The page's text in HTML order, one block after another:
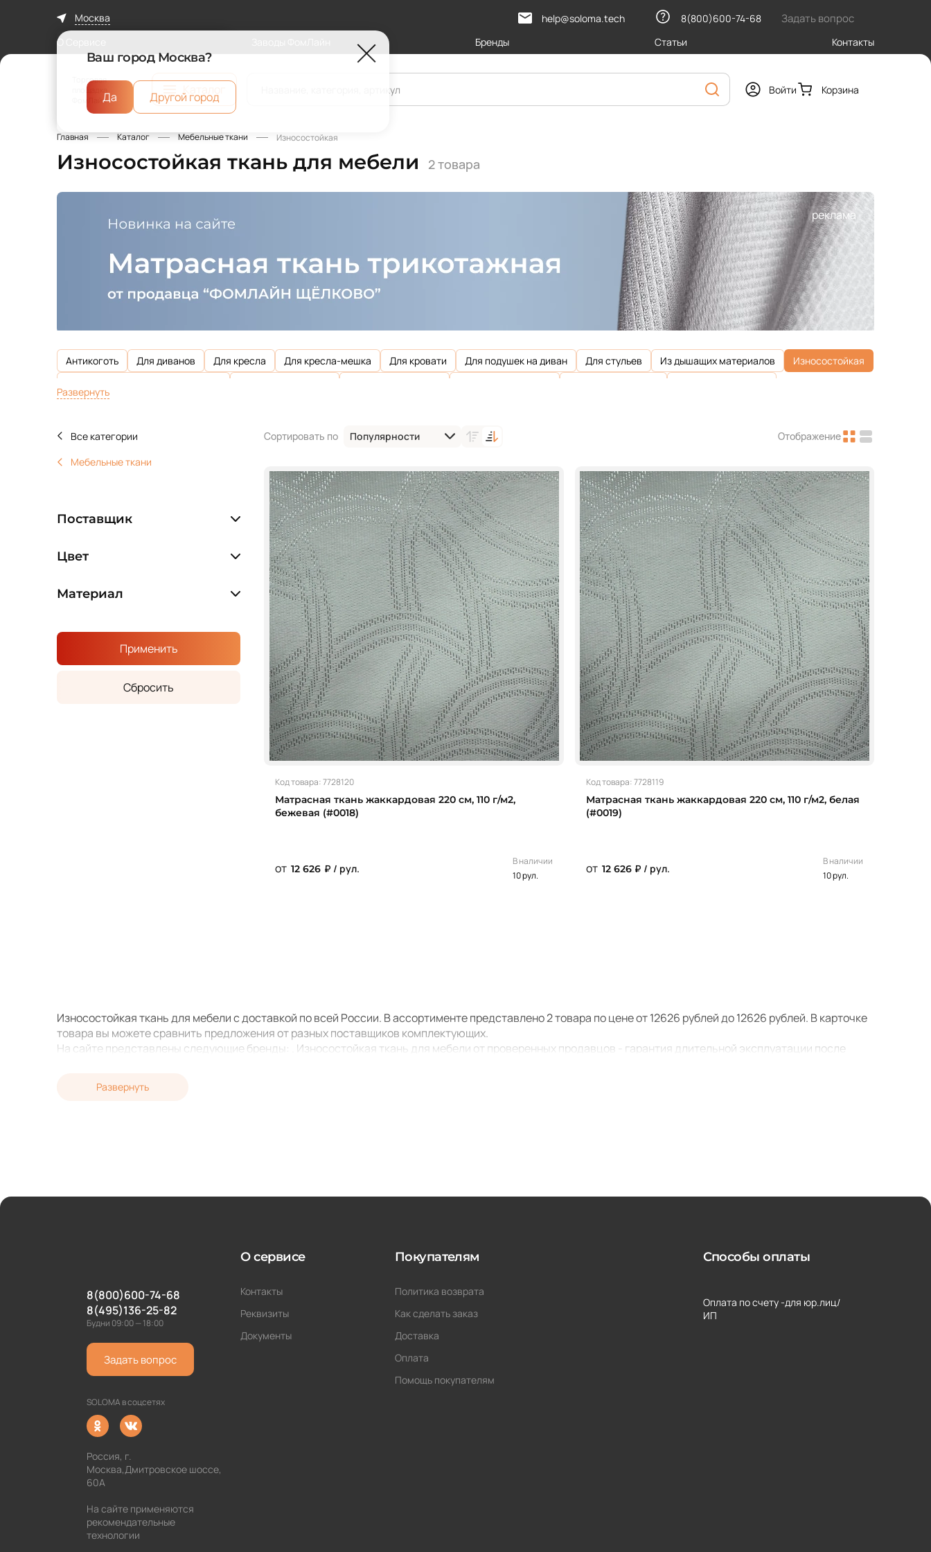
Москва help@soloma.tech 8(800)600-74-68 Задать вопрос
О Сервисе Бренды Статьи Контакты
Торговая
площадка
ФомЛайн
Каталог Войти Корзина
Главная Каталог Мебельные ткани Износостойкая
Износостойкая ткань для мебели 2 товара
реклама
Антикоготь Для диванов Для кресла Для кресла-мешка Для кровати Для подушек на диван Для стульев Из дышащих материалов
Износостойкая
Плотность 450 г/м2 Плотность 480 г/м2
Плотность 510 г/м2
Развернуть
Все категории
Мебельные ткани
Поставщик
Цвет
Материал
Применить
Сбросить
Сортировать по Популярности Отображение
Код товара: 7728120
Матрасная ткань жаккардовая 220 см, 110 г/м2,
бежевая (#0018)
от12 626 ₽ / рул.
В наличии
10 рул.
Код товара: 7728119
Матрасная ткань жаккардовая 220 см, 110 г/м2, белая
(#0019)
от 12 626 ₽ / рул.
В наличии
10 рул.
Износостойкая ткань для мебели с доставкой по всей России. В ассортименте представлено 2 товара по цене от 12626 рублей до 12626 рублей. В карточке
товара вы можете сравнить предложения от разных поставщиков комплектующих.
На сайте представлены следующие бренды: . Износостойкая ткань для мебели от проверенных продавцов - гарантия длительной эксплуатации после
Развернуть
8(800)600-74-68
8(495)136-25-82
Будни 09:00 — 18:00
Задать вопрос
SOLOMA в соцсетях
О сервисе
Контакты
Реквизиты
Документы
Покупателям
Политика возврата
Как сделать заказ
Доставка
Оплата
Помощь покупателям
Способы оплаты
Оплата по счету -для юр.лиц/
ИП
Россия, г.
Москва,Дмитровское шоссе,
60А
На сайте применяются
рекомендательные
технологии
Ваш город Москва?
Да Другой город